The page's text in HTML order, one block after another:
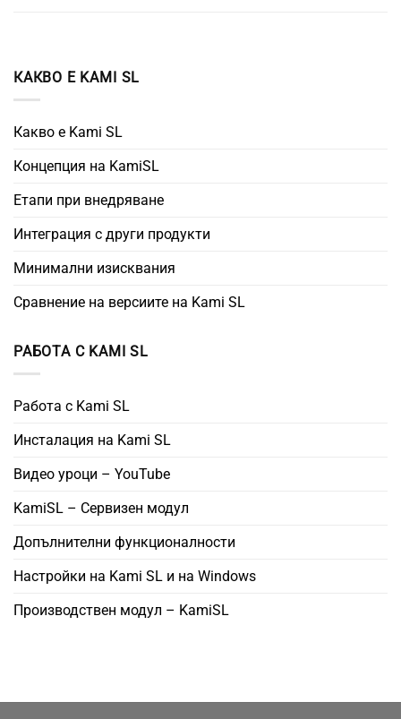
КАКВО Е KAMI SL
Какво е Kami SL
Концепция на KamiSL
Етапи при внедряване
Интеграция с други продукти
Минимални изисквания
Сравнение на версиите на Kami SL
РАБОТА С KAMI SL
Работа с Kami SL
Инсталация на Kami SL
Видео уроци – YouTube
KamiSL – Сервизен модул
Допълнителни функционалности
Настройки на Kami SL и на Windows
Производствен модул – KamiSL